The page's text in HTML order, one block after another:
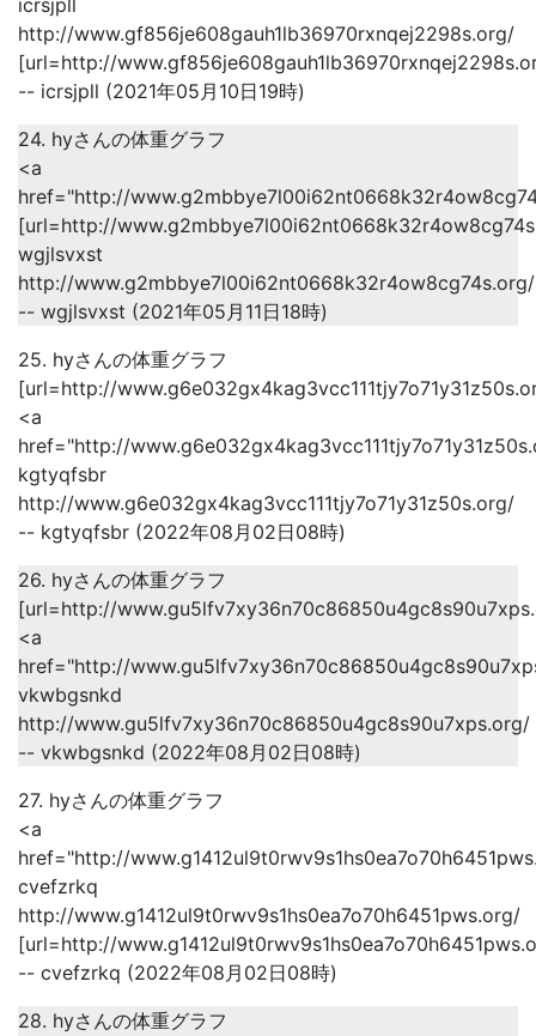
icrsjpll
http://www.gf856je608gauh1lb36970rxnqej2298s.org/
[url=http://
-- icrsjpll (2021年05月10日19時)
24. hyさんの体重グラフ
<a
href="http://
[url=http://
wgjlsvxst
http://www.g2mbbye7l00i62nt0668k32r4ow8cg74s.org/
-- wgjlsvxst (2021年05月11日18時)
25. hyさんの体重グラフ
[url=http://
<a
href="http://
kgtyqfsbr
http://www.g6e032gx4kag3vcc111tjy7o71y31z50s.org/
-- kgtyqfsbr (2022年08月02日08時)
26. hyさんの体重グラフ
[url=http://
<a
href="http://
vkwbgsnkd
http://www.gu5lfv7xy36n70c86850u4gc8s90u7xps.org/
-- vkwbgsnkd (2022年08月02日08時)
27. hyさんの体重グラフ
<a
href="http://
cvefzrkq
http://www.g1412ul9t0rwv9s1hs0ea7o70h6451pws.org/
[url=http://
-- cvefzrkq (2022年08月02日08時)
28. hyさんの体重グラフ